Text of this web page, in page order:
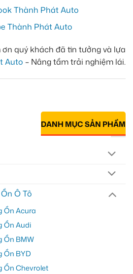
Thành Phát Auto
Thành Phát Auto
quý khách đã tin tưởng và lựa
Auto – Nâng tầm trải nghiệm lái.
DANH MỤC SẢN PHẨM
Ô Tô
Ồn Acura
Ồn Audi
Ồn BMW
Ồn BYD
Ồn Chevrolet